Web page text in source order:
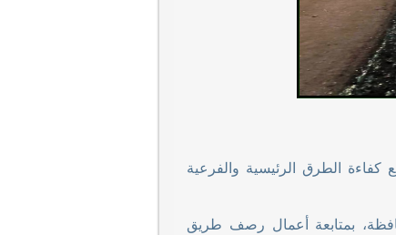
كفاءة الطرق الرئيسية والفرعية
بمتابعة أعمال رصف طريق